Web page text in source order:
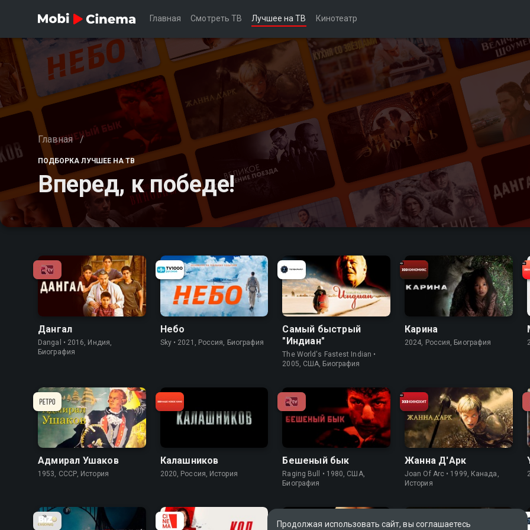
Главная Смотреть ТВ Лучшее на ТВ Кинотеатр
Главная /
ПОДБОРКА ЛУЧШЕЕ НА ТВ
Вперед, к победе!
8.3
Дангал
Dangal • 2016, Индия,
Биография
8.2 6.1
Небо
Sky • 2021, Россия, Биография
8.1 7.9
Самый быстрый
"Индиан"
The World's Fastest Indian •
2005, США, Биография
8.1 7.1
Карина
2024, Россия, Биография
7.9 6.9
Адмирал Ушаков
1953, СССР, История
Калашников
2020, Россия, История
8.3
Бешеный бык
Raging Bull • 1980, США,
Биография
7.7 6.7
Жанна Д'Арк
Joan Of Arc • 1999, Канада,
История
Продолжая использовать сайт, вы соглашаетесь